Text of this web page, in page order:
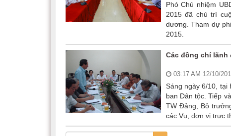
Phó Chủ nhiệm
2015 đã chủ trì
dương. Tham dự
2015.
Các đồng chí lãnh
03:17 AM 12/10/
Sáng ngày 6/10, tại
ban Dân tộc. Tiếp
TW Đảng, Bộ
các Vụ, đơn vị trực